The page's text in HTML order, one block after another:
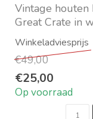
Vintage houten
Great Crate in
Maat: 12 x 45 x
Merk: Must Livin...
€49,00
€25,00
Op voorraad